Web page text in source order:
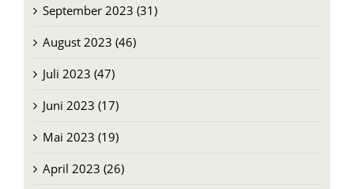
September 2023 (31)
August 2023 (46)
Juli 2023 (47)
Juni 2023 (17)
Mai 2023 (19)
April 2023 (26)